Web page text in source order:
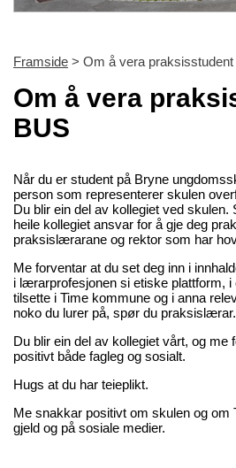
Framside > Om å vera
Om å vera
BUS
Når du er student på Bryne
person som representerer skulen
Du blir ein del av kollegiet ved
heile kollegiet ansvar for å gje deg
praksislærarane og rektor som har
Me forventar at du set deg inn i
i lærarprofesjonen si etiske plattform, i
tilsette i Time kommune og i anna
noko du lurer på, spør du praksislærar.
Du blir ein del av kollegiet vårt, og me
positivt både fagleg og sosialt.
Hugs at du har teieplikt.
Me snakkar positivt om skulen og om
gjeld og på sosiale medier.